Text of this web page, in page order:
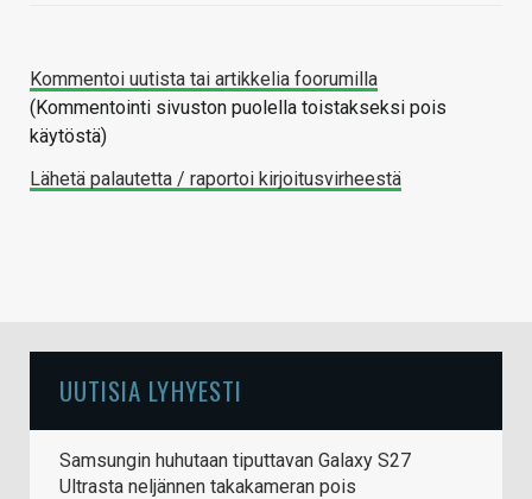
Kommentoi uutista tai artikkelia foorumilla
(Kommentointi sivuston puolella toistakseksi pois
käytöstä)
Lähetä palautetta / raportoi kirjoitusvirheestä
UUTISIA LYHYESTI
Samsungin huhutaan tiputtavan Galaxy S27
Ultrasta neljännen takakameran pois